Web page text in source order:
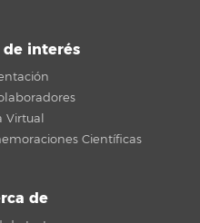
de interés
Virtual
Científicas
de